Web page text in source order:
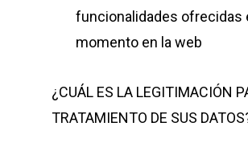
funcionalidades ofrecidas
momento en la web
¿CUÁL ES LA LEGITIMACIÓN
TRATAMIENTO DE SUS